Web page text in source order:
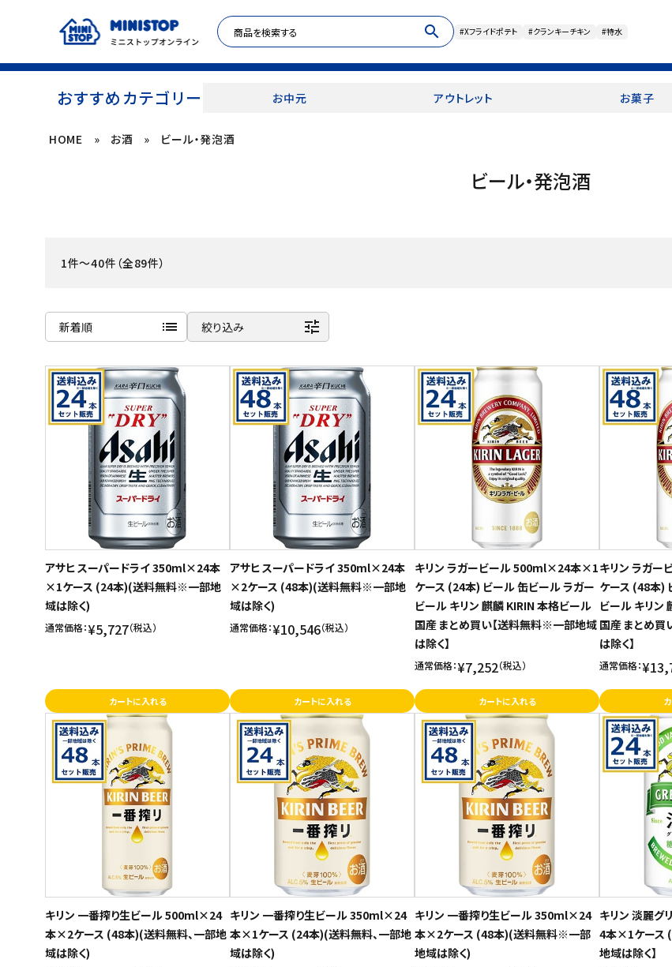
search #Xフライドポテト #クランキーチキン #特水
おすすめカテゴリー お中元 アウトレット お菓子
ACCOUNT MENU
冷凍食品
お菓子
ギフト
セール
フードロス
SHOP GUIDE
ご利用ガイド
お問い合わせ
特定商取引法表示について
プライバシーポリシー
HOME » お酒 » ビール・発泡酒
ビール・発泡酒
1件～40件（全89件）
新着順 list
新着順
発売日順
価格が安い
価格が高い
お気に入り登録数
絞り込み tune
アサヒ スーパードライ 350ml×24本
×1ケース (24本)(送料無料※一部地
域は除く)
通常価格：¥5,727（税込）
カートに入れる
アサヒ スーパードライ 350ml×24本
×2ケース (48本)(送料無料※一部地
域は除く)
通常価格：¥10,546（税込）
カートに入れる
キリン ラガービール 500ml×24本×1
ケース (24本) ビール 缶ビール ラガー
ビール キリン 麒麟 KIRIN 本格ビール
国産 まとめ買い【送料無料※一部地域
は除く】
通常価格：¥7,252（税込）
カートに入れる
キリン ラガ
ケース (48本)
ビール キリン
国産 まとめ買
は除く】
通常価格：
キリン 一番搾り生ビール 500ml×24
本×2ケース (48本)(送料無料、一部地
域は除く)
キリン 一番搾り生ビール 350ml×24
本×1ケース (24本)(送料無料、一部地
域は除く)
キリン 一番搾り生ビール 350ml×24
本×2ケース (48本)(送料無料※一部
地域は除く)
キリン 淡麗
4本×1ケース
地域は除く】